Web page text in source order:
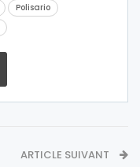
Polisario
ARTICLE SUIVANT